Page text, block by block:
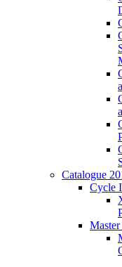
Catalogue
Cycle